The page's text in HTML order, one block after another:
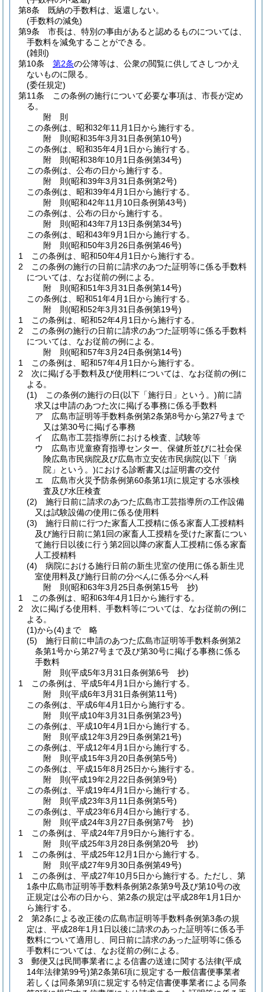
第8条
既納の手数料は、返還しない。
(手数料の減免)
第9条
市長は、特別の事由があると認めるものについては、
手数料を減免することができる。
(雑則)
第10条
第2条の公簿等は、公衆の閲覧に供してさしつかえ
ないものに限る。
(委任規定)
第11条
この条例の施行について必要な事項は、市長が定め
る。
附 則
この条例は、昭和32年11月1日から施行する。
附 則(昭和35年3月31日条例第10号)
この条例は、昭和35年4月1日から施行する。
附 則(昭和38年10月1日条例第34号)
この条例は、公布の日から施行する。
附 則(昭和39年3月31日条例第2号)
この条例は、昭和39年4月1日から施行する。
附 則(昭和42年11月10日条例第43号)
この条例は、公布の日から施行する。
附 則(昭和43年7月13日条例第34号)
この条例は、昭和43年9月1日から施行する。
附 則(昭和50年3月26日条例第46号)
1
この条例は、昭和50年4月1日から施行する。
2
この条例の施行の日前に請求のあつた証明等に係る手数料
については、なお従前の例による。
附 則(昭和51年3月31日条例第14号)
この条例は、昭和51年4月1日から施行する。
附 則(昭和52年3月31日条例第19号)
1
この条例は、昭和52年4月1日から施行する。
2
この条例の施行の日前に請求のあつた証明等に係る手数料
については、なお従前の例による。
附 則(昭和57年3月24日条例第14号)
1
この条例は、昭和57年4月1日から施行する。
2
次に掲げる手数料及び使用料については、なお従前の例に
よる。
(1)
この条例の施行の日(以下「施行日」という。)前に請
求又は申請のあつた次に掲げる事務に係る手数料
ア
広島市証明等手数料条例第2条第8号から第27号まで
又は第30号に掲げる事務
イ
広島市工芸指導所における検査、試験等
ウ
広島市児童療育指導センター、保健所並びに社会保
険広島市民病院及び広島市立安佐市民病院(以下「病
院」という。)における診断書又は証明書の交付
エ
広島市火災予防条例第60条第1項に規定する水張検
査及び水圧検査
(2)
施行日前に請求のあつた広島市工芸指導所の工作設備
又は試験設備の使用に係る使用料
(3)
施行日前に行つた家畜人工授精に係る家畜人工授精料
及び施行日前に第1回の家畜人工授精を受けた家畜につい
て施行日以後に行う第2回以降の家畜人工授精に係る家畜
人工授精料
(4)
病院における施行日前の新生児室の使用に係る新生児
室使用料及び施行日前の分べんに係る分べん科
附 則(昭和63年3月25日条例第15号 抄)
1
この条例は、昭和63年4月1日から施行する。
2
次に掲げる使用料、手数料等については、なお従前の例に
よる。
(1)から(4)まで
略
(5)
施行日前に申請のあつた広島市証明等手数料条例第2
条第1号から第27号まで及び第30号に掲げる事務に係る
手数料
附 則(平成5年3月31日条例第6号 抄)
1
この条例は、平成5年4月1日から施行する。
附 則(平成6年3月31日条例第11号)
この条例は、平成6年4月1日から施行する。
附 則(平成10年3月31日条例第23号)
この条例は、平成10年4月1日から施行する。
附 則(平成12年3月29日条例第21号)
この条例は、平成12年4月1日から施行する。
附 則(平成15年3月20日条例第5号)
この条例は、平成15年8月25日から施行する。
附 則(平成19年2月22日条例第9号)
この条例は、平成19年4月1日から施行する。
附 則(平成23年3月11日条例第5号)
この条例は、平成23年6月4日から施行する。
附 則(平成24年3月27日条例第7号 抄)
1
この条例は、平成24年7月9日から施行する。
附 則(平成25年3月28日条例第20号 抄)
1
この条例は、平成25年12月1日から施行する。
附 則(平成27年9月30日条例第49号)
1
この条例は、平成27年10月5日から施行する。 ただし、第
1条中広島市証明等手数料条例第2条第9号及び第10号の改
正規定は公布の日から、第2条の規定は平成28年1月1日か
ら施行する。
2
第2条による改正後の広島市証明等手数料条例第3条の規
定は、平成28年1月1日以後に請求のあった証明等に係る手
数料について適用し、同日前に請求のあった証明等に係る
手数料については、なお従前の例による。
3
郵便又は民間事業者による信書の送達に関する法律(平成
14年法律第99号)第2条第6項に規定する一般信書便事業者
若しくは同条第9項に規定する特定信書便事業者による同条